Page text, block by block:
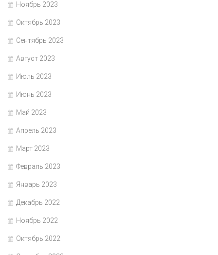
Ноябрь 2023
Октябрь 2023
Сентябрь 2023
Август 2023
Июль 2023
Июнь 2023
Май 2023
Апрель 2023
Март 2023
Февраль 2023
Январь 2023
Декабрь 2022
Ноябрь 2022
Октябрь 2022